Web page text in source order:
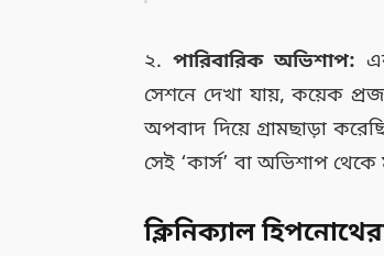
২.পারিবারিক অভিশাপ:
সেশনে দেখা যায়, কয়েক
অপবাদ দিয়ে গ্রামছাড়া
সেই ‘কার্স’ বা অভিশাপ থেকে
ক্লিনিক্যাল